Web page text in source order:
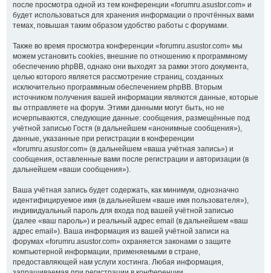
после просмотра одной из тем конференции «forumru.asustor.com» и
будет использоваться для хранения информации о прочтённых вами
темах, повышая таким образом удобство работы с форумами.
Также во время просмотра конференции «forumru.asustor.com» мы
можем установить cookies, внешние по отношению к программному
обеспечению phpBB, однако они выходят за рамки этого документа,
целью которого является рассмотрение страниц, созданных
исключительно программным обеспечением phpBB. Вторым
источником получения вашей информации являются данные, которые
вы отправляете на форум. Этими данными могут быть, но не
исчерпываются, следующие данные: сообщения, размещённые под
учётной записью Гостя (в дальнейшем «анонимные сообщения»),
данные, указанные при регистрации в конференции
«forumru.asustor.com» (в дальнейшем «ваша учётная запись») и
сообщения, оставленные вами после регистрации и авторизации (в
дальнейшем «ваши сообщения»).
Ваша учётная запись будет содержать, как минимум, однозначно
идентифицируемое имя (в дальнейшем «ваше имя пользователя»),
индивидуальный пароль для входа под вашей учётной записью
(далее «ваш пароль») и реальный адрес email (в дальнейшем «ваш
адрес email»). Ваша информация из вашей учётной записи на
форумах «forumru.asustor.com» охраняется законами о защите
компьютерной информации, применяемыми в стране,
предоставляющей нам услуги хостинга. Любая информация,